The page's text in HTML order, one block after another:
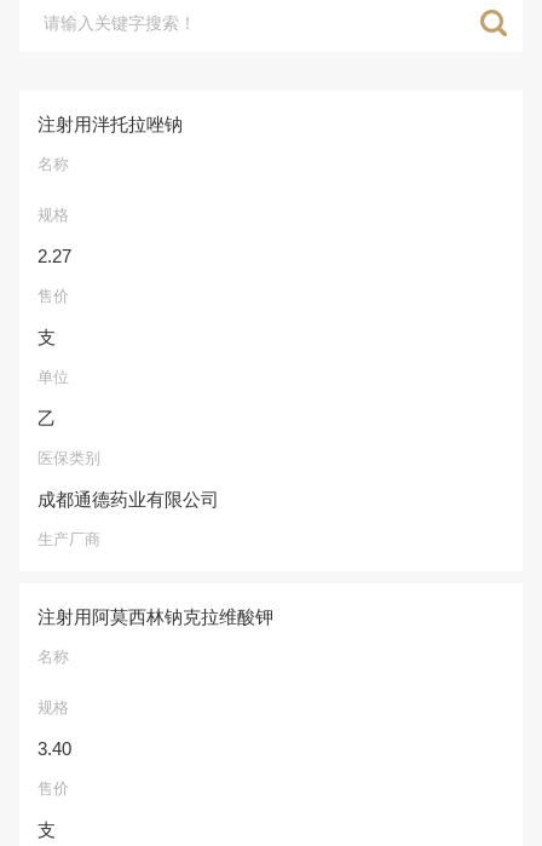
注射用泮托拉唑钠
名称
规格
2.27
售价
支
单位
乙
医保类别
成都通德药业有限公司
生产厂商
注射用阿莫西林钠克拉维酸钾
名称
规格
3.40
售价
支